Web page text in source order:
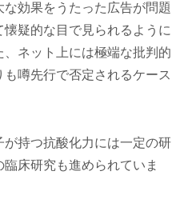
効果をうたった広告が問題
疑的な目で見られるように
ネット上には極端な批判的
噂先行で否定されるケース
持つ抗酸化力には一定の研
床研究も進められていま